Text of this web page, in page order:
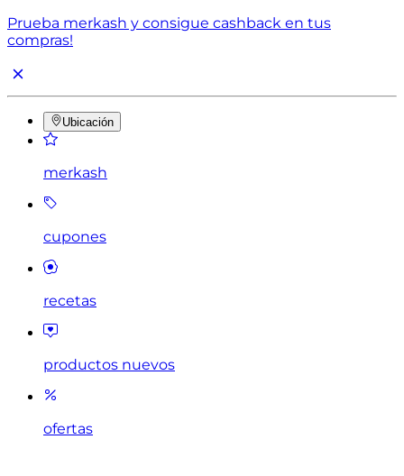
Prueba merkash y consigue cashback en tus
compras!
Ubicación
merkash
cupones
recetas
productos nuevos
ofertas